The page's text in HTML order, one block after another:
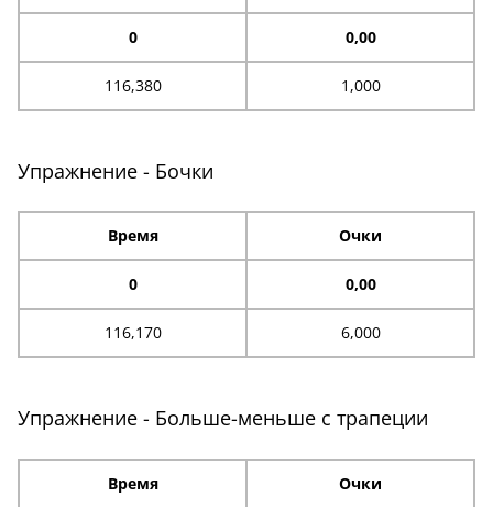
0 0,00
116,380 1,000
Упражнение - Бочки
Время Очки
0 0,00
116,170 6,000
Упражнение - Больше-меньше с трапеции
Время Очки